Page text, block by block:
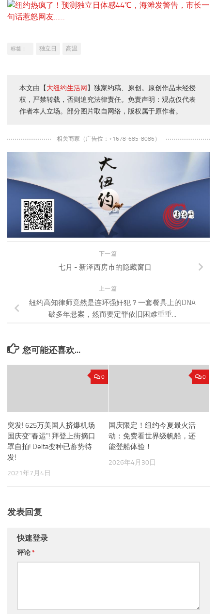
标签： 独立日 高温
本文由【 大纽约生活网 】独家约稿、原创。原创作品未经授
权，严禁转载，否则追究法律责任。免责声明：观点仅代表
作者本人立场。部分图片取自网络，版权属于原作者。
相关商家（广告位：+1678-685-8086）
下一篇
七月 - 新泽西房市的隐藏窗口
上一篇
纽约高知律师竟然是连环强奸犯？一套餐具上的DNA
破多年悬案，然而要定罪依旧困难重重...
您可能还喜欢...
0
突发! 625万美国人挤爆机场
国庆变"春运"! 拜登上街摘口
罩自拍! Delta变种已蓄势待
发!
2021年7月4日
0
国庆限定！纽约今夏最火活
动：免费看世界级帆船，还
能登船体验！
2026年4月30日
发表回复
快速登录
评论*